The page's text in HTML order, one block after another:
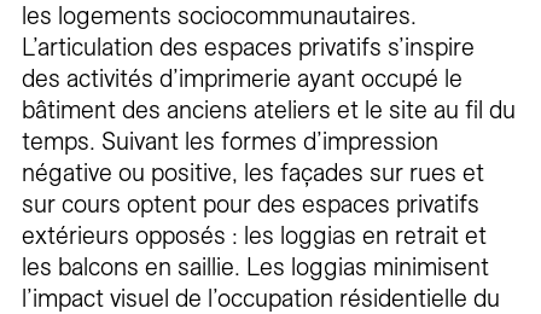
les logements sociocommunautaires.
L’articulation des espaces privatifs s’inspire
des activités d’imprimerie ayant occupé le
bâtiment des anciens ateliers et le site au fil du
temps. Suivant les formes d’impression
négative ou positive, les façades sur rues et
sur cours optent pour des espaces privatifs
extérieurs opposés : les loggias en retrait et
les balcons en saillie. Les loggias minimisent
l’impact visuel de l’occupation résidentielle du